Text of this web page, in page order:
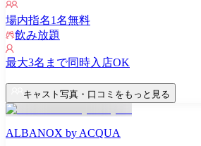
場内指名1名無料
飲み放題
最大3名まで同時入店OK
キャスト写真・口コミをもっと見る
ALBANOX by ACQUA